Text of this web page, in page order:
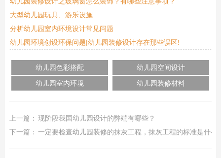
大型幼儿园玩具、游乐设施
分析幼儿园室内环境设计常见问题
幼儿园环境创设环保问题|幼儿园装修设计存在那些误区!
幼儿园色彩搭配
幼儿园空间设计
幼儿园室内环境
幼儿园装修材料
上一篇： 现阶段我国幼儿园设计的弊端有哪些？
下一篇： 一定要检查幼儿园装修的抹灰工程，抹灰工程的标准是什么